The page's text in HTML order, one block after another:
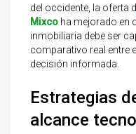
del occidente, la oferta
Mixco ha mejorado en
inmobiliaria debe ser
comparativo real entre
decisión informada.
Estrategias
alcance